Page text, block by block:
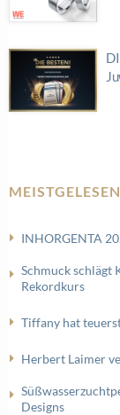
MEISTGELESEN
INHORGENTA
Schmuck schlägt
Rekordkurs
Tiffany hat
Herbert Laimer
Designs